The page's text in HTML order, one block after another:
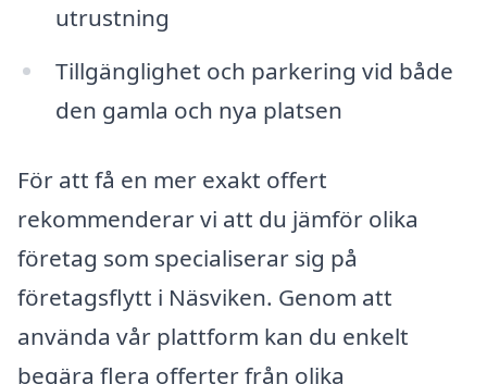
utrustning
Tillgänglighet och parkering vid både
den gamla och nya platsen
För att få en mer exakt offert
rekommenderar vi att du jämför olika
företag som specialiserar sig på
företagsflytt i Näsviken. Genom att
använda vår plattform kan du enkelt
begära flera offerter från olika